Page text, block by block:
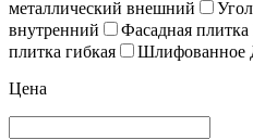
металлический внешний
внутренний
Фасадная
плитка гибкая
Цена